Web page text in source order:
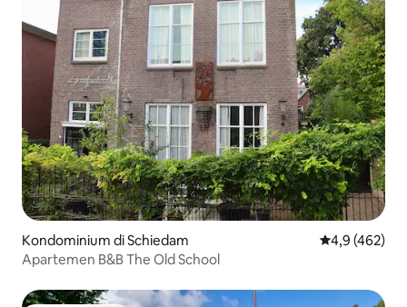
Kondominium di Schiedam Nilai rata-rata
4,9 (462)
Apartemen B&B The Old School